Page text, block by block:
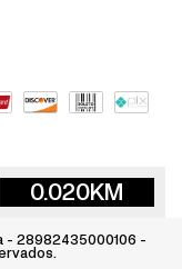
0.020KM
- 28982435000106 -